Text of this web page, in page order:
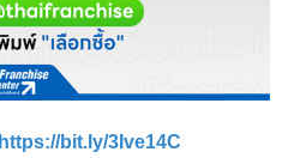
https://bit.ly/3Ive14C